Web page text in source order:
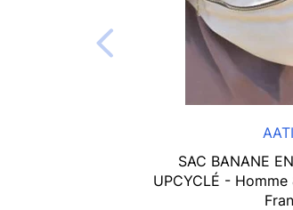
SAC BANANE
UPCYCLÉ -